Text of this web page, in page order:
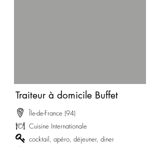
Traiteur à domicile Buffet
Île-de-France (94)
Cuisine Internationale
cocktail, apéro, déjeuner, diner